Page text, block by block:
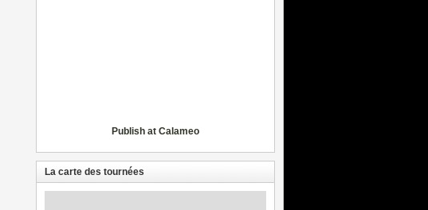
Publish at Calameo
La carte des tournées